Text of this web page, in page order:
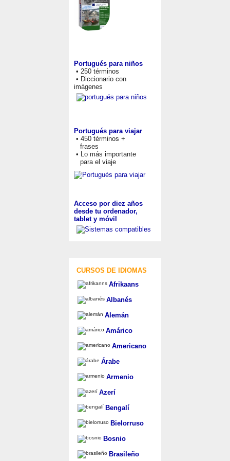
Portugués para niños
• 250 términos
• Diccionario con
imágenes
Portugués para viajar
• 450 términos +
frases
• Lo más importante
para el viaje
Acceso por diez años
desde tu ordenador,
tablet y móvil
CURSOS DE IDIOMAS
Afrikaans
Albanés
Alemán
Amárico
Americano
Árabe
Armenio
Azerí
Bengalí
Bielorruso
Bosnio
Brasileño